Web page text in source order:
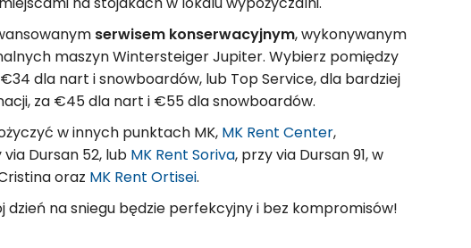
serwisem konserwacyjnym, wykonywanym
maszyn Wintersteiger Jupiter. Wybierz pomiędzy
dla nart i snowboardów, lub Top Service, dla bardziej
za €45 dla nart i €55 dla snowboardów.
w innych punktach MK, MK Rent Center,
Dursan 52, lub MK Rent Soriva, przy via Dursan 91, w
oraz MK Rent Ortisei.
dzień na sniegu będzie perfekcyjny i bez kompromisów!